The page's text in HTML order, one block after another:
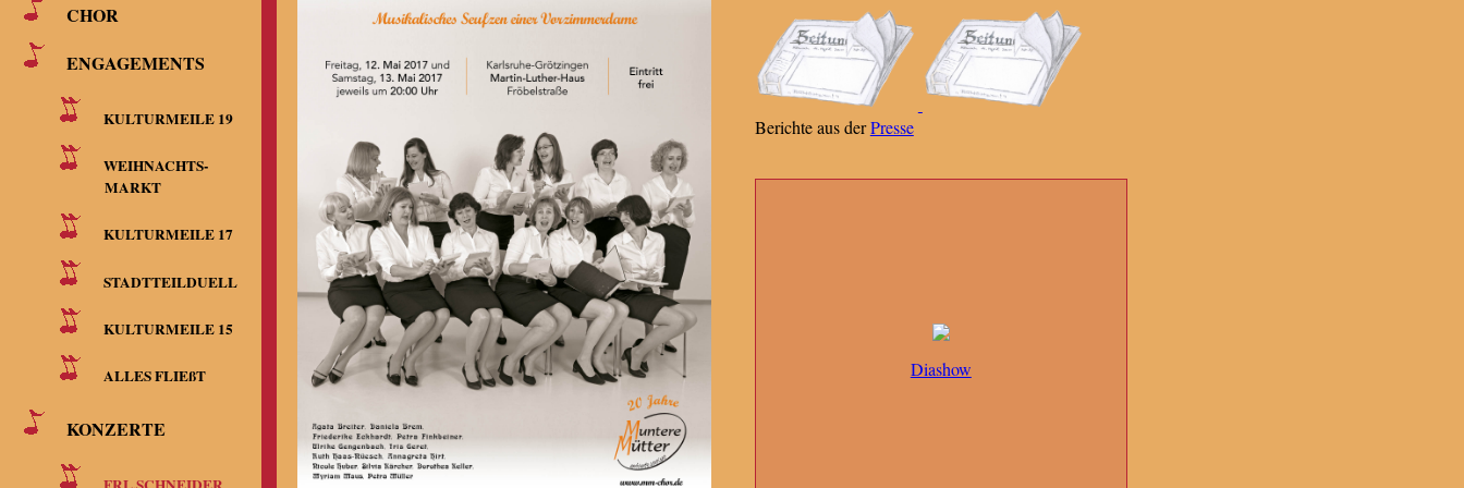
CHOR
ENGAGEMENTS
KULTURMEILE 19
WEIHNACHTS-
MARKT
KULTURMEILE 17
STADTTEILDUELL
KULTURMEILE 15
ALLES FLIEßT
KONZERTE
Berichte aus derPresse
Diashow